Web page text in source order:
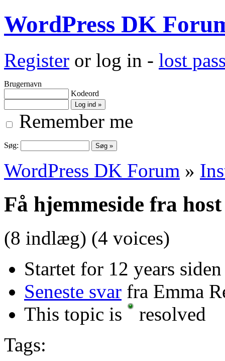
WordPress DK
Register or log in - lost
Brugernavn
Kodeord
Remember me
Søg:
WordPress DK Forum »
Få hjemmeside fra
(8 indlæg) (4 voices)
Startet for 12 years
Seneste svar fra Emma
This topic is
resolved
Tags: